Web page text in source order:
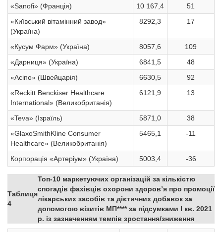
«Sanofi» (Франція)
10 167,4
51
«Київський вітамінний завод»
(Україна)
8292,3 17
«Кусум Фарм» (Україна) 8057,6
109
«Дарниця» (Україна)
6841,5
48
«Acino» (Швейцарія)
6630,5
92
«Reckitt Benckiser Healthcare
International» (Великобританія)
6121,9 13
«Teva» (Ізраїль) 5871,0
38
«GlaxoSmithKline Consumer
Healthcare» (Великобританія)
5465,1 -11
Корпорація «Артеріум» (Україна) 5003,4 -36
Таблиця
4
Топ-10 маркетуючих організацій за кількістю
спогадів фахівців охорони здоров’я про промоції
лікарських засобів та дієтичних добавок за
допомогою візитів МП**** за підсумками І кв. 2021
р. із зазначенням темпів зростання/зниження